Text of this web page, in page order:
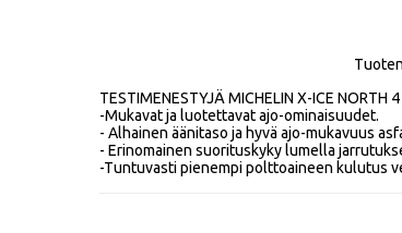
TESTIMENESTYJÄ MICHELIN X-ICE NORTH 4
-Mukavat ja luotettavat ajo-ominaisuudet.
- Alhainen äänitaso ja hyvä ajo-mukavuus
- Erinomainen suorituskyky lumella
-Tuntuvasti pienempi polttoaineen kulutus